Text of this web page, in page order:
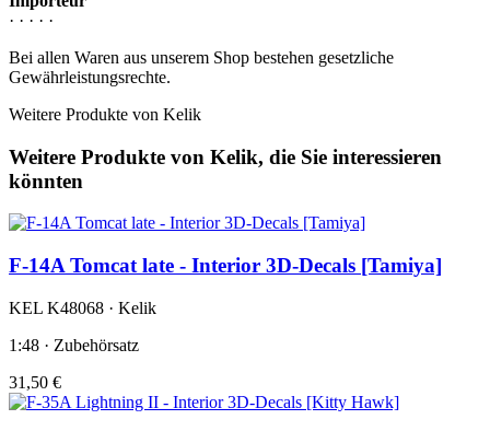
· · · · ·
Bei allen Waren aus unserem Shop bestehen gesetzliche
Gewährleistungsrechte.
Weitere Produkte von Kelik
Weitere Produkte von Kelik, die Sie interessieren
könnten
F-14A Tomcat late - Interior 3D-Decals [Tamiya]
KEL K48068 · Kelik
1:48 · Zubehörsatz
31,50 €